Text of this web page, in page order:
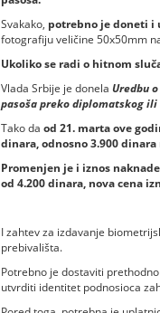
Svakako, potrebno je doneti i
fotografiju veličine 50x50mm
Ukoliko se radi o hitnom
Vlada Srbije je donela Uredbu
pasoša preko diplomatskog ili
Tako da od 21. marta ove
dinara, odnosno 3.900
Promenjen je i iznos
od 4.200 dinara, nova cena
I zahtev za izdavanje
prebivališta.
Potrebno je dostaviti
utvrditi identitet podnosioca